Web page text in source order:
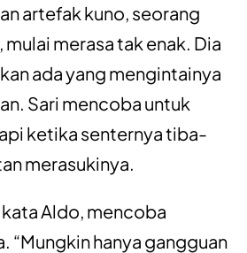
artefak kuno, seorang
merasa tak enak. Dia
ada yang mengintainya
Sari mencoba untuk
ketika senternya tiba-
merasukinya.
kata Aldo, mencoba
“Mungkin hanya gangguan